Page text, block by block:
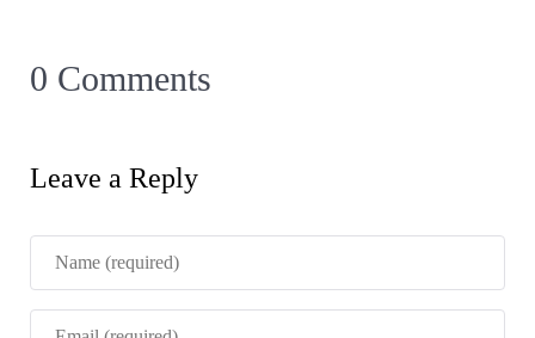
0 Comments
Leave a Reply